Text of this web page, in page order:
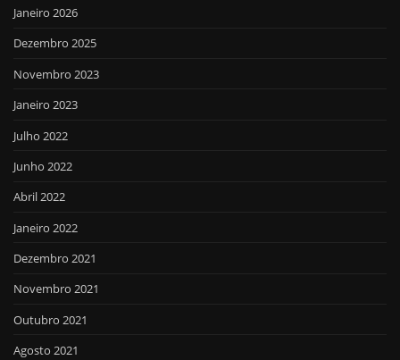
Janeiro 2026
Dezembro 2025
Novembro 2023
Janeiro 2023
Julho 2022
Junho 2022
Abril 2022
Janeiro 2022
Dezembro 2021
Novembro 2021
Outubro 2021
Agosto 2021